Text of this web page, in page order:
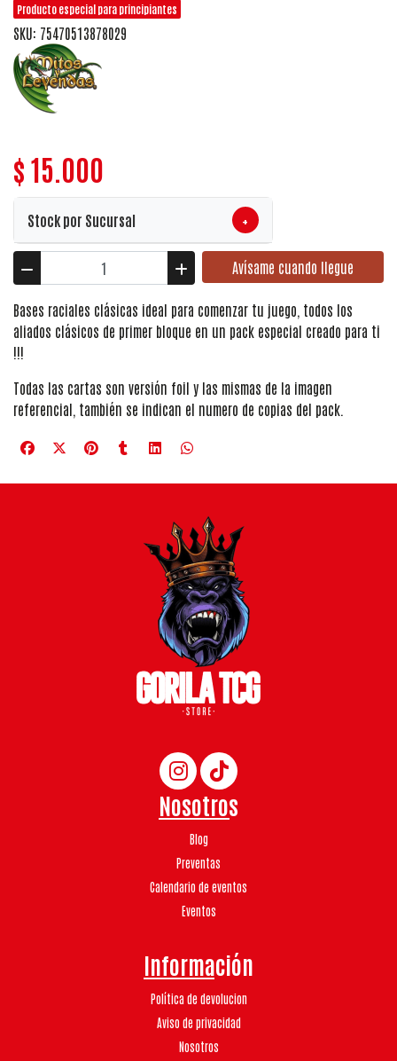
Producto especial para principiantes
SKU: 75470513878029
$ 15.000
Stock por Sucursal +
Avísame cuando llegue
Bases raciales clásicas ideal para comenzar tu juego, todos los
aliados clásicos de primer bloque en un pack especial creado para ti
!!!
Todas las cartas son versión foil y las mismas de la imagen
referencial, también se indican el numero de copias del pack.
Nosotros
Blog
Preventas
Calendario de eventos
Eventos
Información
Política de devolucion
Aviso de privacidad
Nosotros